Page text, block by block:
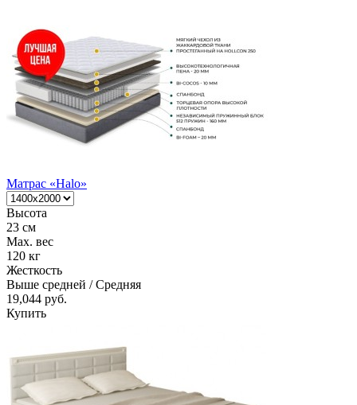
Матрас «Halo»
Высота
23 см
Max. вес
120 кг
Жесткость
Выше средней / Средняя
19,044 руб.
Купить